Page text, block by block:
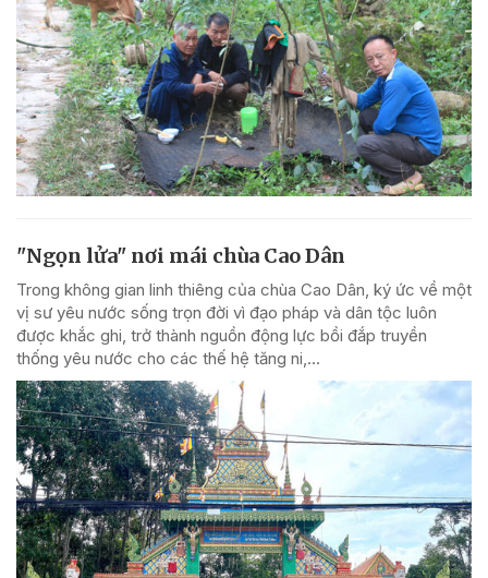
"Ngọn lửa" nơi mái chùa Cao Dân
Trong không gian linh thiêng của chùa Cao Dân, ký ức về một
vị sư yêu nước sống trọn đời vì đạo pháp và dân tộc luôn
được khắc ghi, trở thành nguồn động lực bồi đắp truyền
thống yêu nước cho các thế hệ tăng ni,...